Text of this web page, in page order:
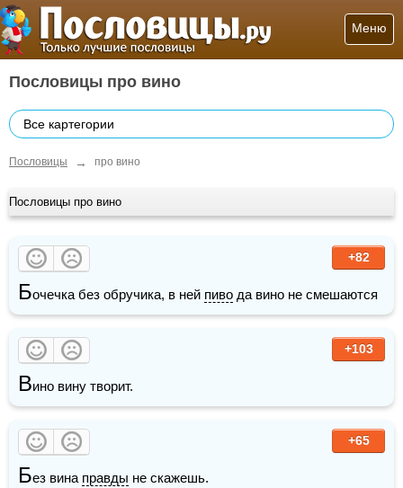
Меню
Пословицы про вино
Все картегории
Пословицы → про вино
Пословицы про вино
+82
Бочечка без обручика, в ней пиво да вино не смешаются
+103
Вино вину творит.
+65
Без вина правды не скажешь.